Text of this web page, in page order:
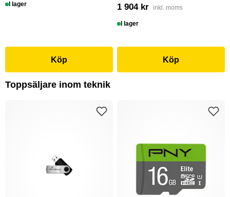
I lager
Köp
1 904 kr inkl. moms
I lager
Köp
Toppsäljare inom teknik